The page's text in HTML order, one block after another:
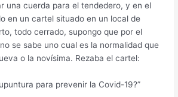
una cuerda para el tendedero, y en el
en un cartel situado en un local de
todo cerrado, supongo que por el
se sabe uno cual es la normalidad que
o la novísima. Rezaba el cartel:
para prevenir la Covid-19?”